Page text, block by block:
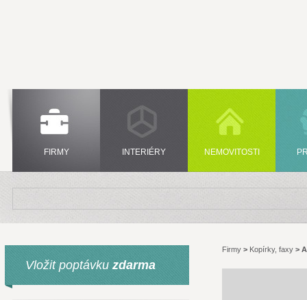
FIRMY INTERIÉRY NEMOVITOSTI
Vložit poptávku zdarma
Firmy > Kopírky, faxy >